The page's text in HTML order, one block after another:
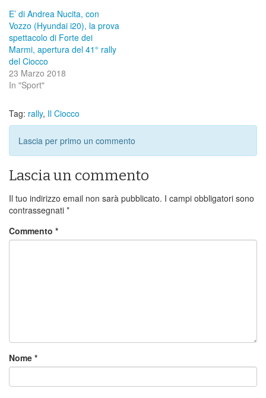
E’ di Andrea Nucita, con
Vozzo (Hyundai i20), la prova
spettacolo di Forte dei
Marmi, apertura del 41° rally
del Ciocco
23 Marzo 2018
In "Sport"
Tag: rally, Il Ciocco
Lascia per primo un commento
Lascia un commento
Il tuo indirizzo email non sarà pubblicato. I campi obbligatori sono
contrassegnati *
Commento *
Nome *